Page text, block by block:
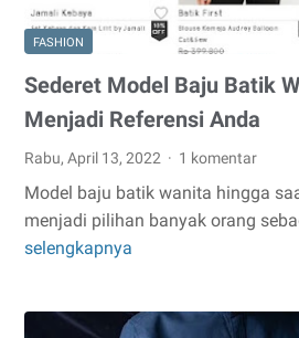
FASHION
Sederet Model Baju Batik
Menjadi Referensi Anda
Rabu, April 13, 2022 1 komentar
Model baju batik wanita hingga
menjadi pilihan banyak orang
selengkapnya
Sederet
Batik